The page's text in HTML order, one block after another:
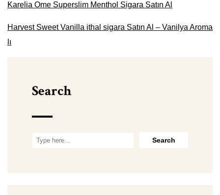
Karelia Ome Superslim Menthol Sigara Satın Al
Harvest Sweet Vanilla ithal sigara Satın Al – Vanilya Aroma
lı
Search